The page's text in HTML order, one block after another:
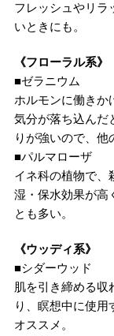
フレッシュやリ
いときにも。
《フローラル系》
■ゼラニウム
ホルモンに働きか
気分が落ち込んだ
りが強いので、他
■パルマローザ
イネ科の植物で、
湿・保水効果が高
とも多い。
《ウッディ系》
■シダーウッド
肌を引き締める収
り、瞑想中に使
オススメ。